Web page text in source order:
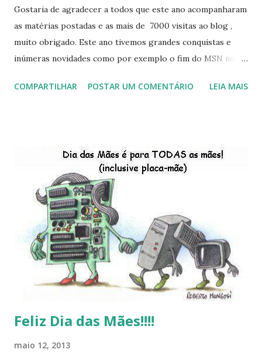
Gostaria de agradecer a todos que este ano acompanharam
as matérias postadas e as mais de 7000 visitas ao blog ,
muito obrigado. Este ano tivemos grandes conquistas e
inúmeras novidades como por exemplo o fim do MSN no
do Kaiana que será lançada em 2013, distro nacional , a
do LibreOffice , o IX Latinoware, a Microsoft boicotando o
Linux (como sempre), o lançamento do Windows 8 e a sua
baixa taxa de adesão pelos usuários, entre out ros. Gostaria
de desejar a todos Boas Festas e que em 2013 possamos
estar juntos novamente. Feliz Natal!!!! F eli z 2013 a todos!!!
COMPARTILHAR POSTAR UM COMENTÁRIO LEIA MAIS
Feliz Dia das Mães!!!!
maio 12, 2013